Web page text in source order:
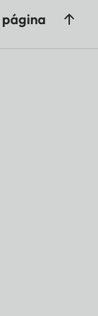
página